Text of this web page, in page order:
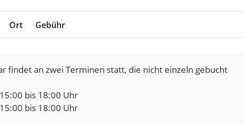
Ort Gebühr
findet an zwei Terminen statt, die nicht einzeln gebucht
bis 18:00 Uhr
bis 18:00 Uhr